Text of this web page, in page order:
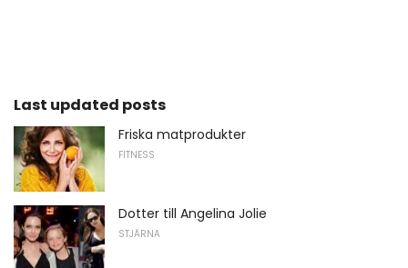
Last updated posts
Friska matprodukter
FITNESS
Dotter till Angelina Jolie
STJÄRNA